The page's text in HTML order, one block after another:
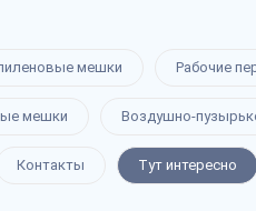
мешки Рабочие
мешки Воздушно-
Контакты Тут интересно